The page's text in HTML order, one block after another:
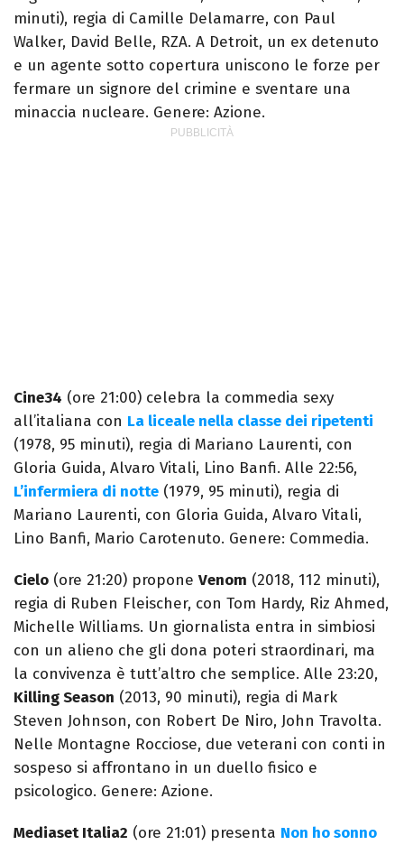
minuti), regia di Camille Delamarre, con Paul
Walker, David Belle, RZA. A Detroit, un ex detenuto
e un agente sotto copertura uniscono le forze per
fermare un signore del crimine e sventare una
minaccia nucleare. Genere: Azione.
Cine34 (ore 21:00) celebra la commedia sexy
all’italiana con La liceale nella classe dei ripetenti
(1978, 95 minuti), regia di Mariano Laurenti, con
Gloria Guida, Alvaro Vitali, Lino Banfi. Alle 22:56,
L’infermiera di notte (1979, 95 minuti), regia di
Mariano Laurenti, con Gloria Guida, Alvaro Vitali,
Lino Banfi, Mario Carotenuto. Genere: Commedia.
Cielo (ore 21:20) propone Venom (2018, 112 minuti),
regia di Ruben Fleischer, con Tom Hardy, Riz Ahmed,
Michelle Williams. Un giornalista entra in simbiosi
con un alieno che gli dona poteri straordinari, ma
la convivenza è tutt’altro che semplice. Alle 23:20,
Killing Season (2013, 90 minuti), regia di Mark
Steven Johnson, con Robert De Niro, John Travolta.
Nelle Montagne Rocciose, due veterani con conti in
sospeso si affrontano in un duello fisico e
psicologico. Genere: Azione.
Mediaset Italia2 (ore 21:01) presenta Non ho sonno